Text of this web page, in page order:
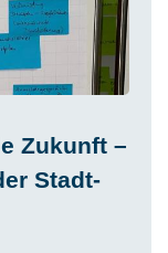
Zukunft –
Stadt-